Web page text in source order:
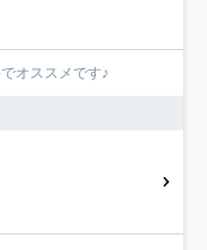
オススメです♪